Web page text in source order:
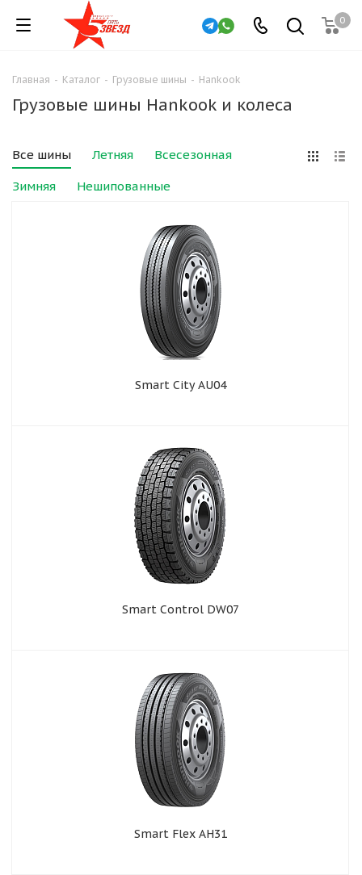
0
Главная - Каталог - Грузовые шины - Hankook
Грузовые шины Hankook и колеса
Все шины Летняя Всесезонная
Зимняя Нешипованные
Smart City AU04
Smart Control DW07
Smart Flex AH31